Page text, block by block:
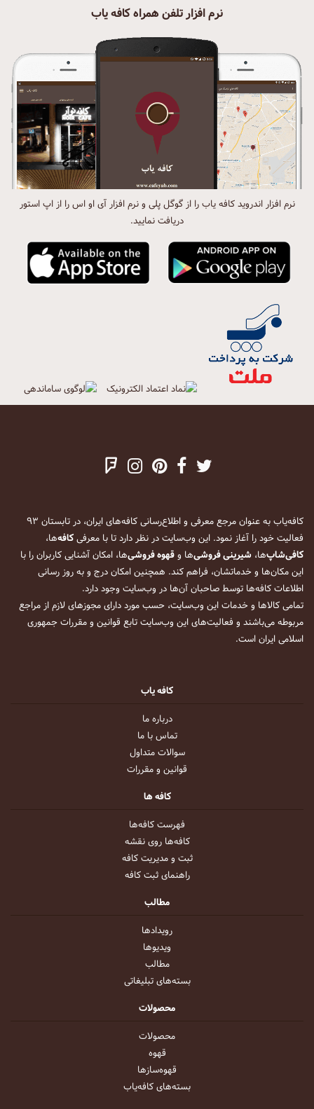
نرم افزار تلفن همراه کافه یاب
نرم افزار اندروید کافه یاب را از گوگل پلی و نرم افزار آی او اس را از اپ استور
دریافت نمایید.
کافه‌یاب به عنوان مرجع معرفی و اطلاع‌رسانی کافه‌های ایران، در تابستان ۹۳
فعالیت خود را آغاز نمود. این وب‌سایت در نظر دارد تا با معرفیکافه‌ها،
کافی‌شاپ‌ها، شیرینی فروشی‌ها وقهوه فروشی‌ها، امکان آشنایی کاربران را با
این مکان‌ها و خدماتشان، فراهم کند. همچنین امکان درج و به روز رسانی
اطلاعات کافه‌ها توسط صاحبان آن‌ها در وب‌سایت وجود دارد.
تمامی کالاها و خدمات این وب‌سایت، حسب مورد دارای مجوزهای لازم از مراجع
مربوطه می‌باشند و فعالیت‌های این وب‌سایت تابع قوانین و مقررات جمهوری
اسلامی ایران است.
کافه یاب
درباره ما
تماس با ما
سوالات متداول
قوانین و مقررات
کافه ها
فهرست کافه‌ها
کافه‌ها روی نقشه
ثبت و مدیریت کافه
راهنمای ثبت کافه
مطالب
رویداد‌ها
ویدیو‌ها
مطالب
بسته‌های تبلیغاتی
محصولات
محصولات
قهوه
قهوه‌ساز‌ها
بسته‌های کافه‌یاب